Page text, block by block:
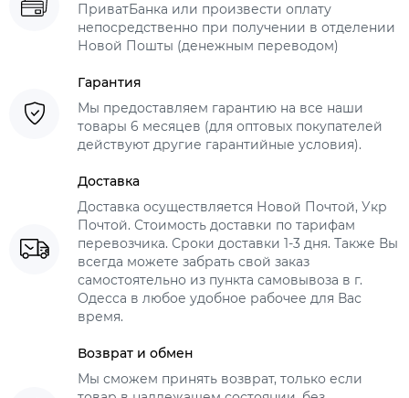
ПриватБанка или произвести оплату
непосредственно при получении в отделении
Новой Пошты (денежным переводом)
Гарантия
Мы предоставляем гарантию на все наши
товары 6 месяцев (для оптовых покупателей
действуют другие гарантийные условия).
Доставка
Доставка осуществляется Новой Почтой, Укр
Почтой. Стоимость доставки по тарифам
перевозчика. Сроки доставки 1-3 дня. Также Вы
всегда можете забрать свой заказ
самостоятельно из пункта самовывоза в г.
Одесса в любое удобное рабочее для Вас
время.
Возврат и обмен
Мы сможем принять возврат, только если